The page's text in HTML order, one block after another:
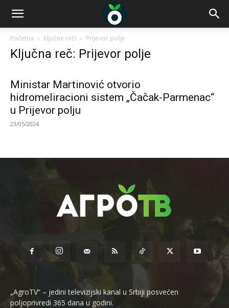
Početna Ključne reči Prijevor polje
Ključna reč: Prijevor polje
Ministar Martinović otvorio
hidromeliracioni sistem „Čačak-Parmenac“
u Prijevor polju
23/05/2024
„AgroTV“ – jedini televizijski kanal u Srbiji posvećen
poljoprivredi 365 dana u godini.